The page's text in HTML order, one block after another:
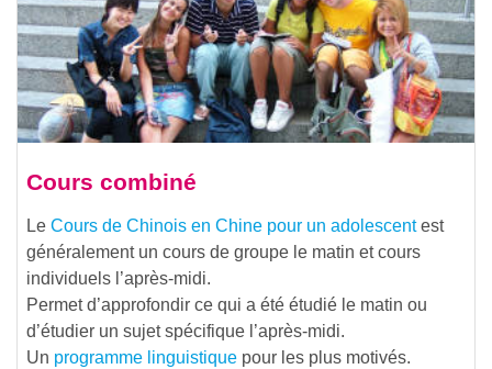
Cours combiné
Le Cours de Chinois en Chine pour un adolescentest
généralement un cours de groupe le matin et cours
individuels l’après-midi.
Permet d’approfondir ce qui a été étudié le matin ou
d’étudier un sujet spécifique l’après-midi.
Un programme linguistique pour les plus motivés.